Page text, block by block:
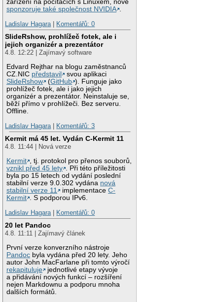
zařízení na počítačích s Linuxem, nově
sponzoruje také společnost NVIDIA .
Ladislav Hagara | Komentářů: 0
SlideRshow, prohlížeč fotek, ale i
jejich organizér a prezentátor
4.8. 12:22 | Zajímavý software
Edvard Rejthar na blogu zaměstnanců
CZ.NIC představil
svou aplikaci
SlideRshow
(GitHub ). Funguje jako
prohlížeč fotek, ale i jako jejich
organizér a prezentátor. Neinstaluje se,
běží přímo v prohlížeči. Bez serveru.
Offline.
Ladislav Hagara | Komentářů: 3
Kermit má 45 let. Vydán C-Kermit 11
4.8. 11:44 | Nová verze
Kermit , tj. protokol pro přenos souborů,
vznikl před 45 lety . Při této příležitosti
byla po 15 letech od vydání poslední
stabilní verze 9.0.302 vydána nová
stabilní verze 11
implementaceC-
Kermit . S podporou IPv6.
Ladislav Hagara | Komentářů: 0
20 let Pandoc
4.8. 11:11 | Zajímavý článek
První verze konverzního nástroje
Pandoc byla vydána před 20 lety. Jeho
autor John MacFarlane při tomto výročí
rekapituluje
jednotlivé etapy vývoje
a přidávání nových funkcí – rozšíření
nejen Markdownu a podporu mnoha
dalších formátů.